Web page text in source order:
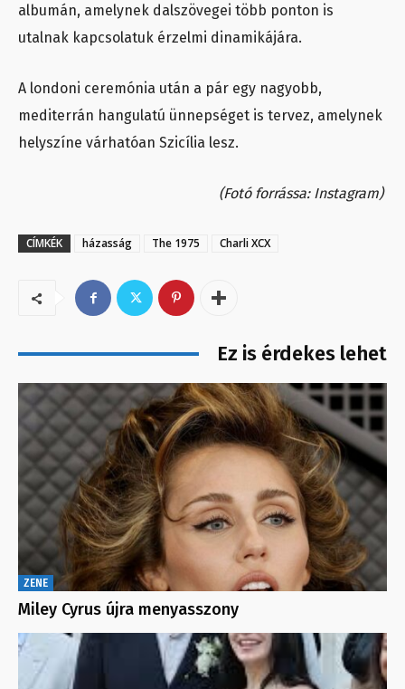
albumán, amelynek dalszövegei több ponton is
utalnak kapcsolatuk érzelmi dinamikájára.
A londoni ceremónia után a pár egy nagyobb,
mediterrán hangulatú ünnepséget is tervez, amelynek
helyszíne várhatóan Szicília lesz.
(Fotó forrássa: Instagram)
CÍMKÉK házasság The 1975 Charli XCX
Ez is érdekes lehet
ZENE
Miley Cyrus újra menyasszony